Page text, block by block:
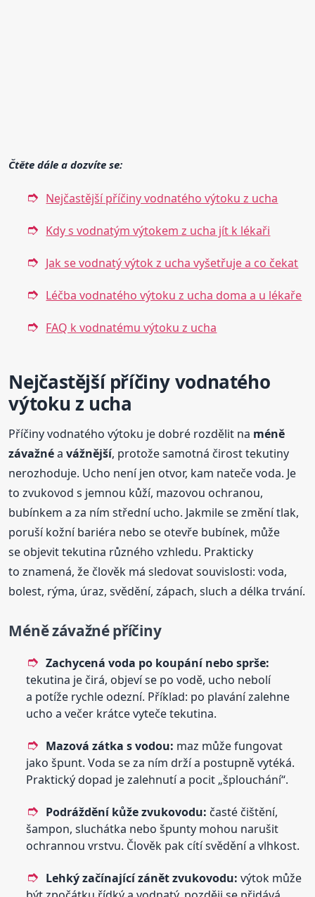
Čtěte dále a dozvíte se:
Nejčastější příčiny vodnatého výtoku z ucha
Kdy s vodnatým výtokem z ucha jít k lékaři
Jak se vodnatý výtok z ucha vyšetřuje a co čekat
Léčba vodnatého výtoku z ucha doma a u lékaře
FAQ k vodnatému výtoku z ucha
Nejčastější příčiny vodnatého
výtoku z ucha
Příčiny vodnatého výtoku je dobré rozdělit na méně
závažnéavážnější, protože samotná čirost tekutiny
nerozhoduje. Ucho není jen otvor, kam nateče voda. Je
to zvukovod s jemnou kůží, mazovou ochranou,
bubínkem a za ním střední ucho. Jakmile se změní tlak,
poruší kožní bariéra nebo se otevře bubínek, může
se objevit tekutina různého vzhledu. Prakticky
to znamená, že člověk má sledovat souvislosti: voda,
bolest, rýma, úraz, svědění, zápach, sluch a délka trvání.
Méně závažné příčiny
Zachycená voda po koupání nebo sprše:
tekutina je čirá, objeví se po vodě, ucho nebolí
a potíže rychle odezní. Příklad: po plavání zalehne
ucho a večer krátce vyteče tekutina.
Mazová zátka s vodou: maz může fungovat
jako špunt. Voda se za ním drží a postupně vytéká.
Praktický dopad je zalehnutí a pocit „šplouchání“.
Podráždění kůže zvukovodu: časté čištění,
šampon, sluchátka nebo špunty mohou narušit
ochrannou vrstvu. Člověk pak cítí svědění a vlhkost.
Lehký začínající zánět zvukovodu: výtok může